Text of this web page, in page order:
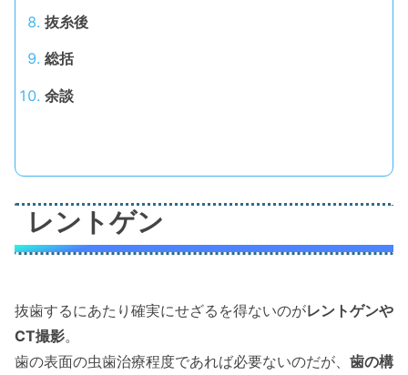
抜糸後
総括
余談
レントゲン
抜歯するにあたり確実にせざるを得ないのがレントゲンや
CT撮影。
歯の表面の虫歯治療程度であれば必要ないのだが、 歯の構